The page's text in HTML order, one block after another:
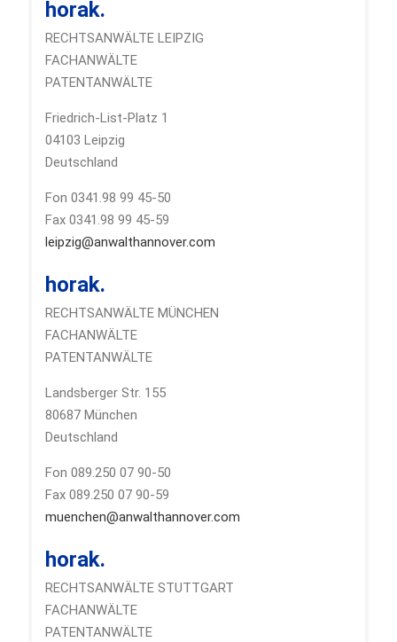
horak.
RECHTSANWÄLTE LEIPZIG
FACHANWÄLTE
PATENTANWÄLTE
Friedrich-List-Platz 1
04103 Leipzig
Deutschland
Fon 0341.98 99 45-50
Fax 0341.98 99 45-59
leipzig@anwalthannover.com
horak.
RECHTSANWÄLTE MÜNCHEN
FACHANWÄLTE
PATENTANWÄLTE
Landsberger Str. 155
80687 München
Deutschland
Fon 089.250 07 90-50
Fax 089.250 07 90-59
muenchen@anwalthannover.com
horak.
RECHTSANWÄLTE STUTTGART
FACHANWÄLTE
PATENTANWÄLTE